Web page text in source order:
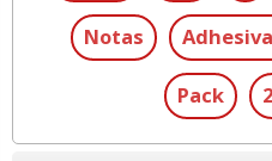
Notas
Pack